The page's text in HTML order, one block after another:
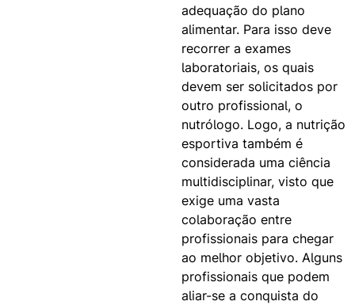
adequação do plano
alimentar. Para isso deve
recorrer a exames
laboratoriais, os quais
devem ser solicitados por
outro profissional, o
nutrólogo. Logo, a nutrição
esportiva também é
considerada uma ciência
multidisciplinar, visto que
exige uma vasta
colaboração entre
profissionais para chegar
ao melhor objetivo. Alguns
profissionais que podem
aliar-se a conquista do